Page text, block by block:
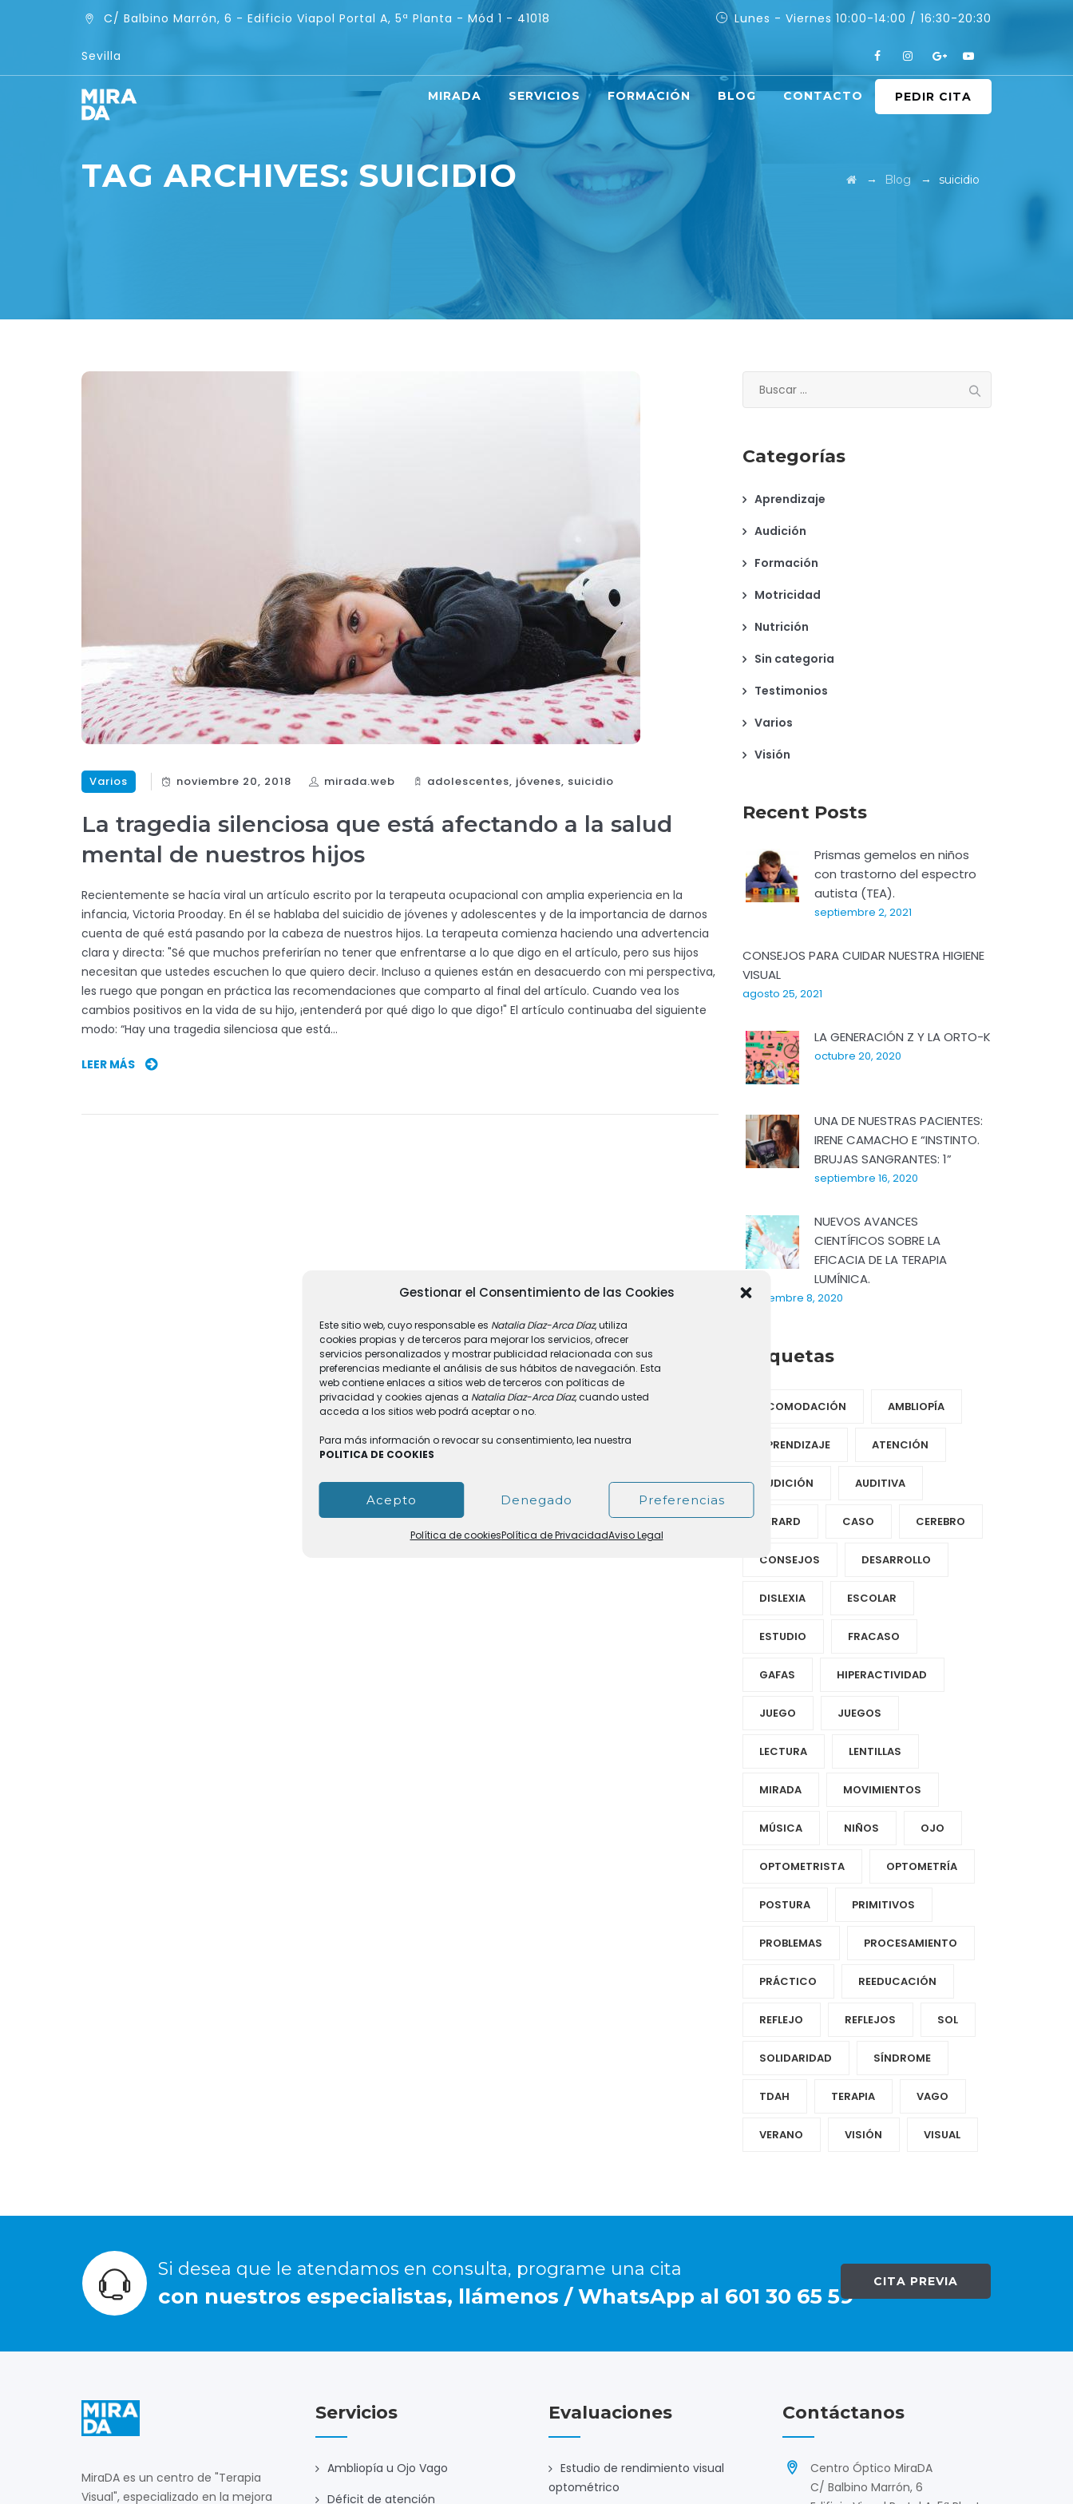
Gestionar el Consentimiento de las Cookies
Este sitio web, cuyo responsable es Natalia Díaz-Arca Díaz, utiliza
cookies propias y de terceros para mejorar los servicios, ofrecer
servicios personalizados y mostrar publicidad relacionada con sus
preferencias mediante el análisis de sus hábitos de navegación. Esta
web contiene enlaces a sitios web de terceros con políticas de
privacidad y cookies ajenas a Natalia Díaz-Arca Díaz, cuando usted
acceda a los sitios web podrá aceptar o no.
Para más información o revocar su consentimiento, lea nuestra
POLITICA DE COOKIES
Acepto Denegado Preferencias
Política de cookiesPolítica de PrivacidadAviso Legal
C/ Balbino Marrón, 6 - Edificio Viapol Portal A, 5ª Planta - Mód 1 - 41018
Sevilla
Lunes - Viernes 10:00-14:00 / 16:30-20:30
PEDIR CITA
MIRADA SERVICIOS FORMACIÓN BLOG CONTACTO
TAG ARCHIVES: SUICIDIO → Blog → suicidio
Varios noviembre 20, 2018 mirada.web adolescentes, jóvenes, suicidio
La tragedia silenciosa que está afectando a la salud
mental de nuestros hijos
Recientemente se hacía viral un artículo escrito por la terapeuta ocupacional con amplia experiencia en la
infancia, Victoria Prooday. En él se hablaba del suicidio de jóvenes y adolescentes y de la importancia de darnos
cuenta de qué está pasando por la cabeza de nuestros hijos. La terapeuta comienza haciendo una advertencia
clara y directa: "Sé que muchos preferirían no tener que enfrentarse a lo que digo en el artículo, pero sus hijos
necesitan que ustedes escuchen lo que quiero decir. Incluso a quienes están en desacuerdo con mi perspectiva,
les ruego que pongan en práctica las recomendaciones que comparto al final del artículo. Cuando vea los
cambios positivos en la vida de su hijo, ¡entenderá por qué digo lo que digo!" El artículo continuaba del siguiente
modo: “Hay una tragedia silenciosa que está…
LEER MÁS
Categorías
Aprendizaje
Audición
Formación
Motricidad
Nutrición
Sin categoria
Testimonios
Varios
Visión
Recent Posts
Prismas gemelos en niños
con trastorno del espectro
autista (TEA).
septiembre 2, 2021
CONSEJOS PARA CUIDAR NUESTRA HIGIENE
VISUAL
agosto 25, 2021
LA GENERACIÓN Z Y LA ORTO-K
octubre 20, 2020
UNA DE NUESTRAS PACIENTES:
IRENE CAMACHO E “INSTINTO.
BRUJAS SANGRANTES: 1”
septiembre 16, 2020
NUEVOS AVANCES
CIENTÍFICOS SOBRE LA
EFICACIA DE LA TERAPIA
LUMÍNICA.
septiembre 8, 2020
Etiquetas
ACOMODACIÓN AMBLIOPÍA
APRENDIZAJE ATENCIÓN
AUDICIÓN AUDITIVA
BÉRARD CASO CEREBRO
CONSEJOS DESARROLLO
DISLEXIA ESCOLAR
ESTUDIO FRACASO
GAFAS HIPERACTIVIDAD
JUEGO JUEGOS
LECTURA LENTILLAS
MIRADA MOVIMIENTOS
MÚSICA NIÑOS OJO
OPTOMETRISTA OPTOMETRÍA
POSTURA PRIMITIVOS
PROBLEMAS PROCESAMIENTO
PRÁCTICO REEDUCACIÓN
REFLEJO REFLEJOS SOL
SOLIDARIDAD SÍNDROME
TDAH TERAPIA VAGO
VERANO VISIÓN VISUAL
Si desea que le atendamos en consulta, programe una cita
con nuestros especialistas, llámenos / WhatsApp al 601 30 65 59
CITA PREVIA
MiraDA es un centro de "Terapia
Visual", especializado en la mejora
Servicios
Ambliopía u Ojo Vago
Déficit de atención
Evaluaciones
Estudio de rendimiento visual
optométrico
Contáctanos
Centro Óptico MiraDA
C/ Balbino Marrón, 6